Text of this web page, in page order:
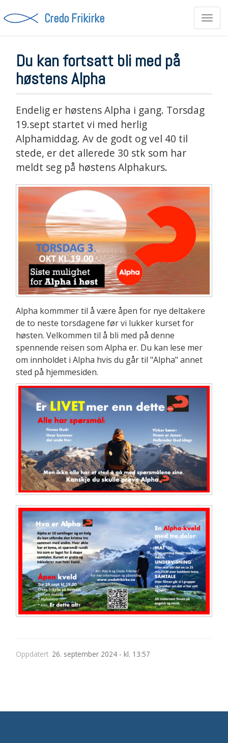
Credo Frikirke
Du kan fortsatt bli med på
høstens Alpha
Endelig er høstens Alpha i gang. Torsdag
19.sept startet vi med herlig
Alphamiddag. Av de godt og vel 40 til
stede, er det allerede 30 stk som har
meldt seg på høstens Alphakurs.
Alpha kommmer til å være åpen for nye deltakere
de to neste torsdagene før vi lukker kurset for
høsten. Velkommen til å bli med på denne
spennende reisen som Alpha er. Du kan lese mer
om innholdet i Alpha hvis du går til "Alpha" annet
sted på hjemmesiden.
Oppdatert 26. september 2024 - kl. 13:57